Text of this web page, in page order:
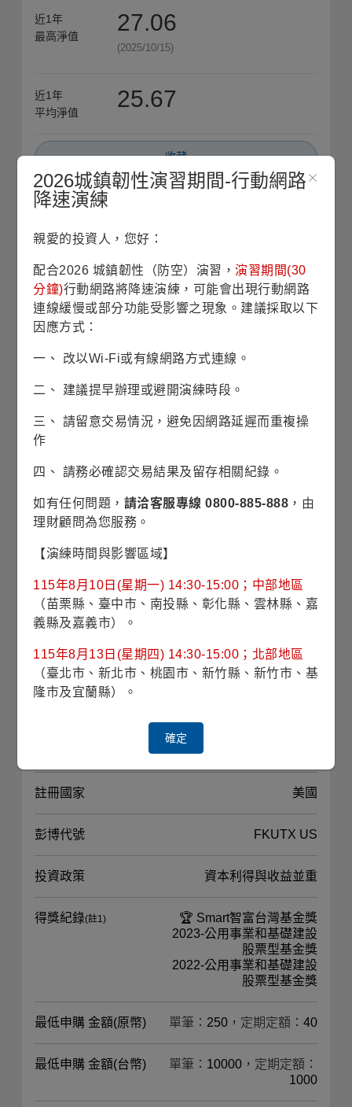
近1年
最高淨值
27.06
(2025/10/15)
近1年
平均淨值
25.67
收藏
申購請洽銷售機構
基本資料
基金成立日 1948/09/30
股份/級別發行日
風險等級 RR3(穩健型)
波動風險 14.26% (理柏三年期原幣別)
對應指數
S&P 500 Index、S&P 500
最高手續費 3.00%
經理費*
投資標的 公用事業股票為主
註冊國家 美國
彭博代號 FKUTX US
投資政策 資本利得與收益並重
得獎紀錄(註1)
🏆 Smart智富台灣基金獎
2023-公用事業和基礎建設
股票型基金獎
2022-公用事業和基礎建設
股票型基金獎
最低申購 金額(原幣) 單筆：250，定期定額：40
最低申購 金額(台幣)
單筆：10000，定期定額：
1000
2026城鎮韌性演習期間-行動網路
降速演練
親愛的投資人，您好：
配合2026 城鎮韌性（防空）演習，演習期間(30
分鐘)行動網路將降速演練，可能會出現行動網路
連線緩慢或部分功能受影響之現象。建議採取以下
因應方式：
一、 改以Wi-Fi或有線網路方式連線。
二、 建議提早辦理或避開演練時段。
三、 請留意交易情況，避免因網路延遲而重複操
作
四、 請務必確認交易結果及留存相關紀錄。
如有任何問題， 請洽客服專線 0800-885-888 ，由
理財顧問為您服務。
【演練時間與影響區域】
115年8月10日(星期一) 14:30-15:00；中部地區
（苗栗縣、臺中市、南投縣、彰化縣、雲林縣、嘉
義縣及嘉義市）。
115年8月13日(星期四) 14:30-15:00；北部地區
（臺北市、新北市、桃園市、新竹縣、新竹市、基
隆市及宜蘭縣）。
確定